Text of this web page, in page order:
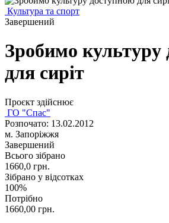
Культура та спорт
Завершений
Зробимо культуру
для сиріт
Проєкт здійснює
ГО "Спас"
Розпочато: 13.02.2012
м. Запоріжжя
Завершений
Всього зібрано
1660,0 грн.
Зібрано у відсотках
100%
Потрібно
1660,00 грн.